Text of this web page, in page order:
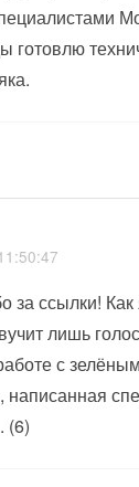
готовлю
за ссылки!
лишь
с
написанная
(6)